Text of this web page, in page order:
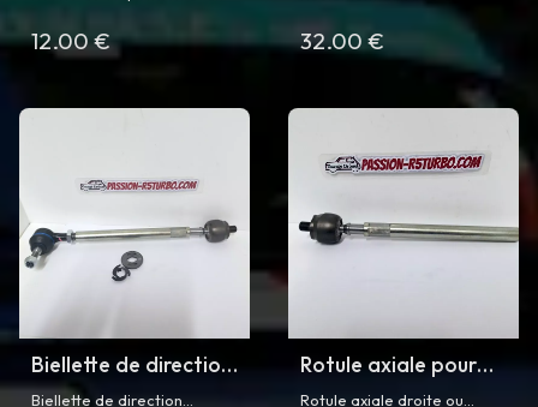
GT turbo
Turbo phase 1 et 2
12.00 €
GT Turbo
pour Renault Super 5 GT
Turbo
32.00 €
Biellette de direction
complète pour Super
Biellette de direction
Rotule axiale pour
Super 5 GT Turbo
Rotule axiale droite ou